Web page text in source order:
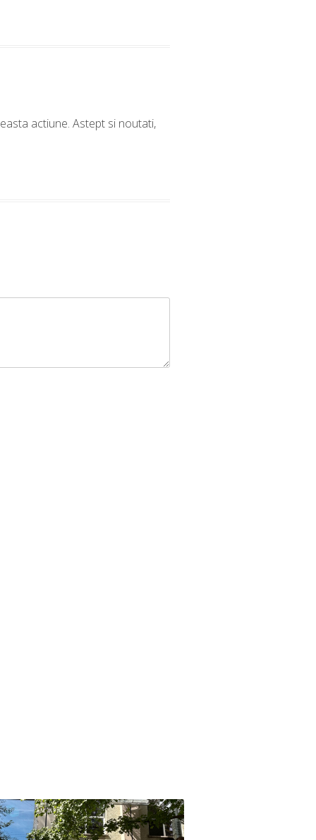
actiune. Astept si noutati,